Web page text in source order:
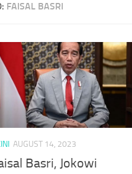
FAISAL BASRI
AUGUST 14, 2023
Basri, Jokowi